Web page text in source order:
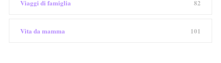
Viaggi di famiglia 82
Vita da mamma 101